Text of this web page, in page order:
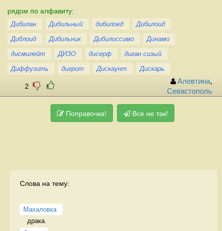
рядом по алфавиту:
Дибилан Дибильный дибилоед
Дибилоид
Диблоид
Дибильник Дибилиссимо
Динамо
дисмилейт
ДИЗО дисерф
диган сизый
Диффузить
дигрот Дискаунт Дискарь
2
Алевтина,
Севастополь
Поправочка! Все не так!
Слова на тему:
Махаловка
драка.